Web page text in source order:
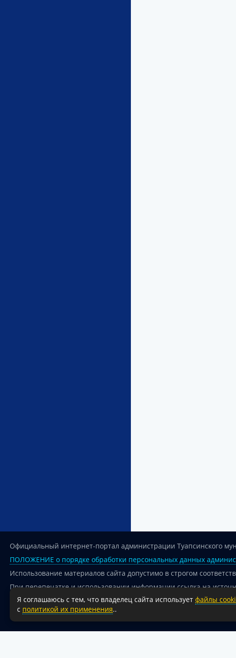
Официальный интернет-портал администрации Туапсинского
ПОЛОЖЕНИЕ о порядке обработки персональных данных
Использование материалов сайта допустимо в строгом
При перепечатке и использовании информации ссылка на
Для сайтов и страниц сети Интернет обязательна активная
18+
Я соглашаюсь с тем, что владелец сайта использует файлы
с политикой их применения..